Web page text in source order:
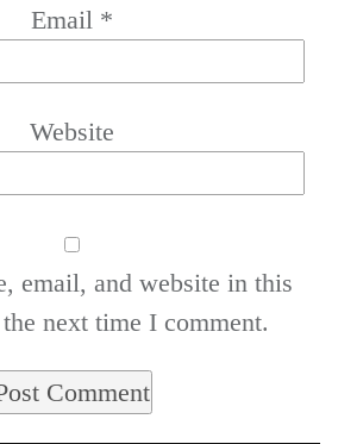
Email *
Website
email, and website in this
next time I comment.